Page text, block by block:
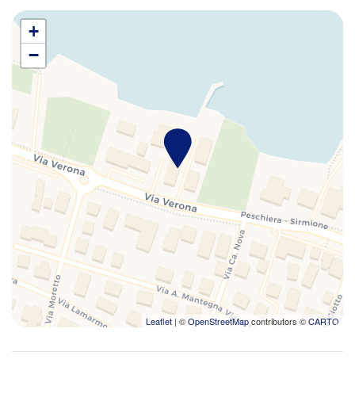
+
−
Leaflet | ©OpenStreetMapcontributors ©CARTO